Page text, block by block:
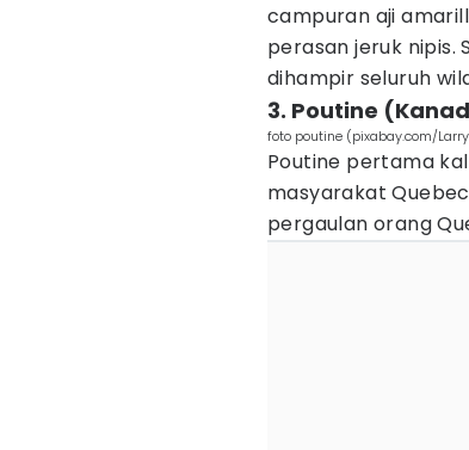
campuran aji
perasan jeruk nipis.
dihampir seluruh
3. Poutine
foto poutine (pixabay.com/
Poutine pertama
masyarakat
pergaulan orang